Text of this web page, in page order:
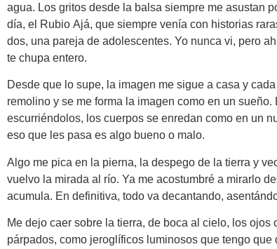
agua. Los gritos desde la balsa siempre me asustan
día, el Rubio Ajá, que siempre venía con historias
dos, una pareja de adolescentes. Yo nunca vi, pero
te chupa entero.
Desde que lo supe, la imagen me sigue a casa y
remolino y se me forma la imagen como en un
escurriéndolos, los cuerpos se enredan como en un
eso que les pasa es algo bueno o malo.
Algo me pica en la pierna, la despego de la tierra y
vuelvo la mirada al río. Ya me acostumbré a mirarlo
acumula. En definitiva, todo va decantando,
Me dejo caer sobre la tierra, de boca al cielo, los
párpados, como jeroglíficos luminosos que tengo